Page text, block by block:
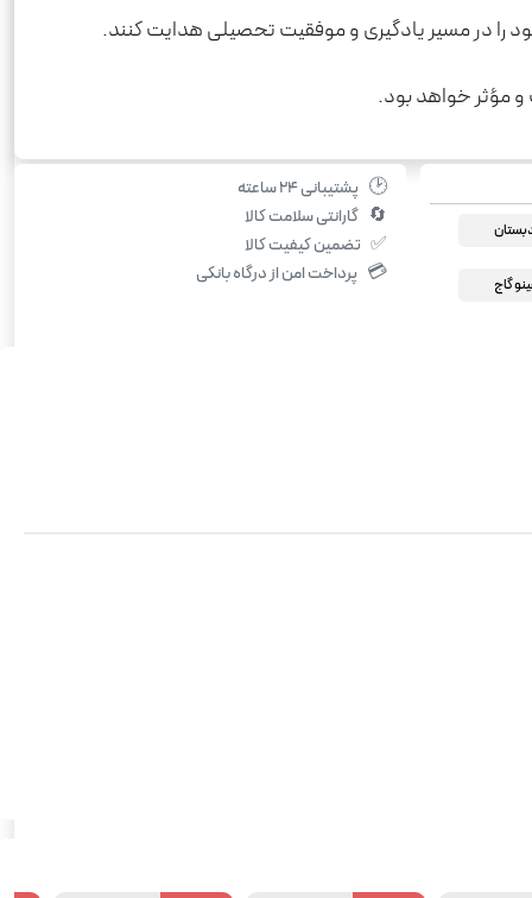
را در مسیر یادگیری و موفقیت تحصیلی هدایت کنند.
مؤثر خواهد بود.
گاج
🕑 پشتیبانی ۲۴ ساعته
🔄 گارانتی سلامت کالا
✅ تضمین کیفیت کالا
💳 پرداخت امن از درگاه بانکی